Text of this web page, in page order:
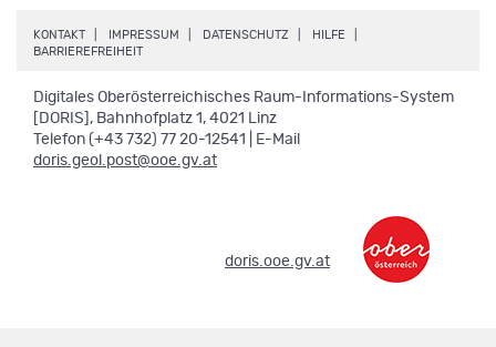
KONTAKT IMPRESSUM DATENSCHUTZ HILFE
BARRIEREFREIHEIT.
Digitales Oberösterreichisches Raum-Informations-System
[DORIS], Bahnhofplatz 1, 4021 Linz
Telefon (+43 732) 77 20-12541 | E-Mail
doris.geol.post@ooe.gv.at
doris.ooe.gv.at.